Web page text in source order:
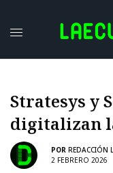
Stratesys y
digitalizan
POR REDACCIÓN
2 FEBRERO 2026